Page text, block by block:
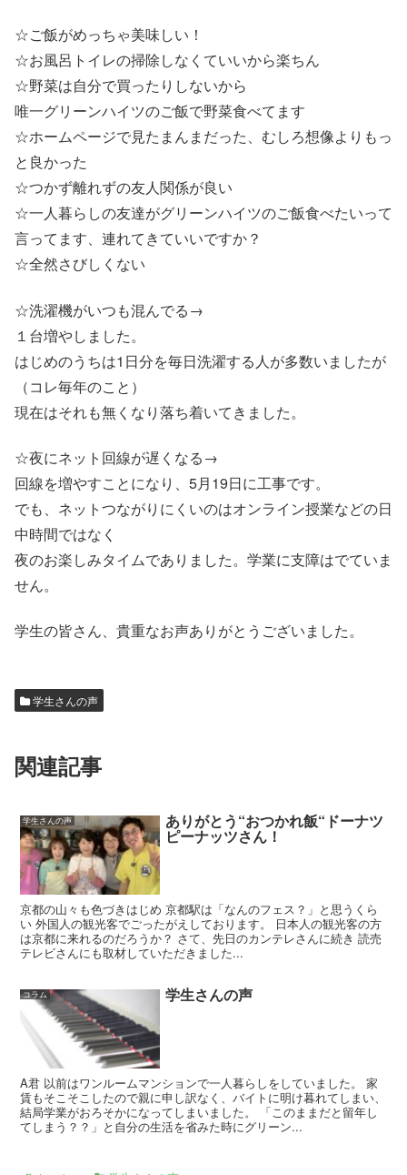
☆ご飯がめっちゃ美味しい！
☆お風呂トイレの掃除しなくていいから楽ちん
☆野菜は自分で買ったりしないから
唯一グリーンハイツのご飯で野菜食べてます
☆ホームページで見たまんまだった、むしろ想像よりもっ
と良かった
☆つかず離れずの友人関係が良い
☆一人暮らしの友達がグリーンハイツのご飯食べたいって
言ってます、連れてきていいですか？
☆全然さびしくない
☆洗濯機がいつも混んでる→
１台増やしました。
はじめのうちは1日分を毎日洗濯する人が多数いましたが
（コレ毎年のこと）
現在はそれも無くなり落ち着いてきました。
☆夜にネット回線が遅くなる→
回線を増やすことになり、5月19日に工事です。
でも、ネットつながりにくいのはオンライン授業などの日
中時間ではなく
夜のお楽しみタイムでありました。学業に支障はでていま
せん。
学生の皆さん、貴重なお声ありがとうございました。
学生さんの声
関連記事
学生さんの声 ありがとう“おつかれ飯“ドーナツ
ピーナッツさん！
京都の山々も色づきはじめ 京都駅は「なんのフェス？」と思うくら
い 外国人の観光客でごったがえしております。 日本人の観光客の方
は京都に来れるのだろうか？ さて、先日のカンテレさんに続き 読売
テレビさんにも取材していただきました...
コラム 学生さんの声
A君 以前はワンルームマンションで一人暮らしをしていました。 家
賃もそこそこしたので親に申し訳なく、バイトに明け暮れてしまい、
結局学業がおろそかになってしまいました。 「このままだと留年し
てしまう？？」と自分の生活を省みた時にグリーン...